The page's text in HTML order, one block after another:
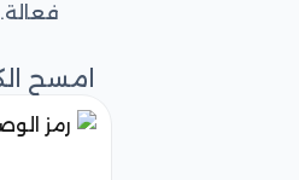
فعالة.
امسح